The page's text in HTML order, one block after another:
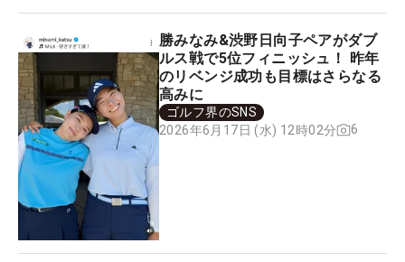
勝みなみ&渋野日向子ペアがダブ
ルス戦で5位フィニッシュ！ 昨年
のリベンジ成功も目標はさらなる
高みに
ゴルフ界のSNS
2026年6月17日 (水) 12時02分
6